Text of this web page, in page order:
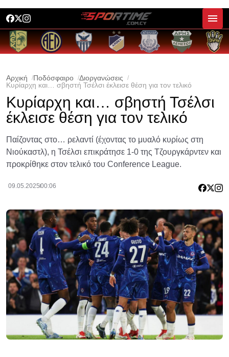
Αρχική Ποδόσφαιρο
Διοργανώσεις
Κυρίαρχη και… σβηστή Τσέλσι έκλεισε θέση για τον τελικό
Κυρίαρχη και… σβηστή Τσέλσι
έκλεισε θέση για τον τελικό
Παίζοντας στο… ρελαντί (έχοντας το μυαλό κυρίως στη
Νιούκαστλ), η Τσέλσι επικράτησε 1-0 της Τζουργκάρντεν και
προκρίθηκε στον τελικό του Conference League.
09.05.202500:06